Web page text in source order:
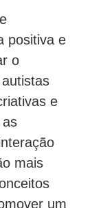
positiva e
o
e
mais
um